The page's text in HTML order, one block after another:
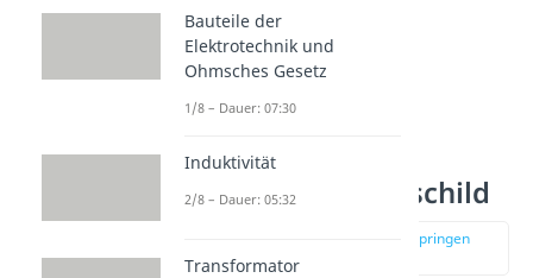
werden.
Stern Dreieck
Schaltung Typenschild
zur Stelle im Video springen
(02:55)
Bauteile der
Elektrotechnik und
Ohmsches Gesetz
1/8 – Dauer: 07:30
Induktivität
2/8 – Dauer: 05:32
Transformator